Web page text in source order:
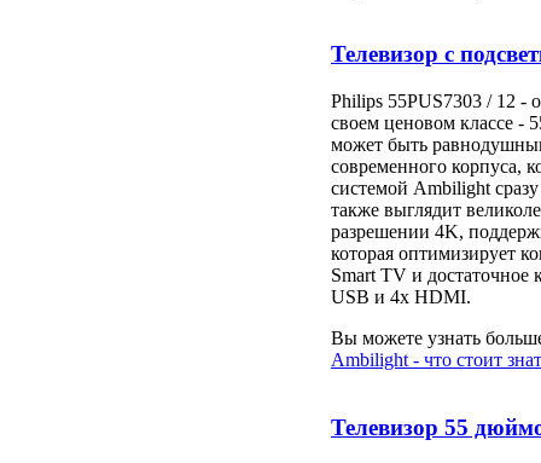
Телевизор с
Philips 55PUS7303 / 12 -
своем ценовом классе -
может быть
современного корпуса,
системой Ambilight сразу
также выглядит
разрешении 4K,
которая оптимизирует
Smart TV и достаточное
USB и 4x HDMI.
Вы можете узнать
Ambilight - что стоит
Телевизор 55